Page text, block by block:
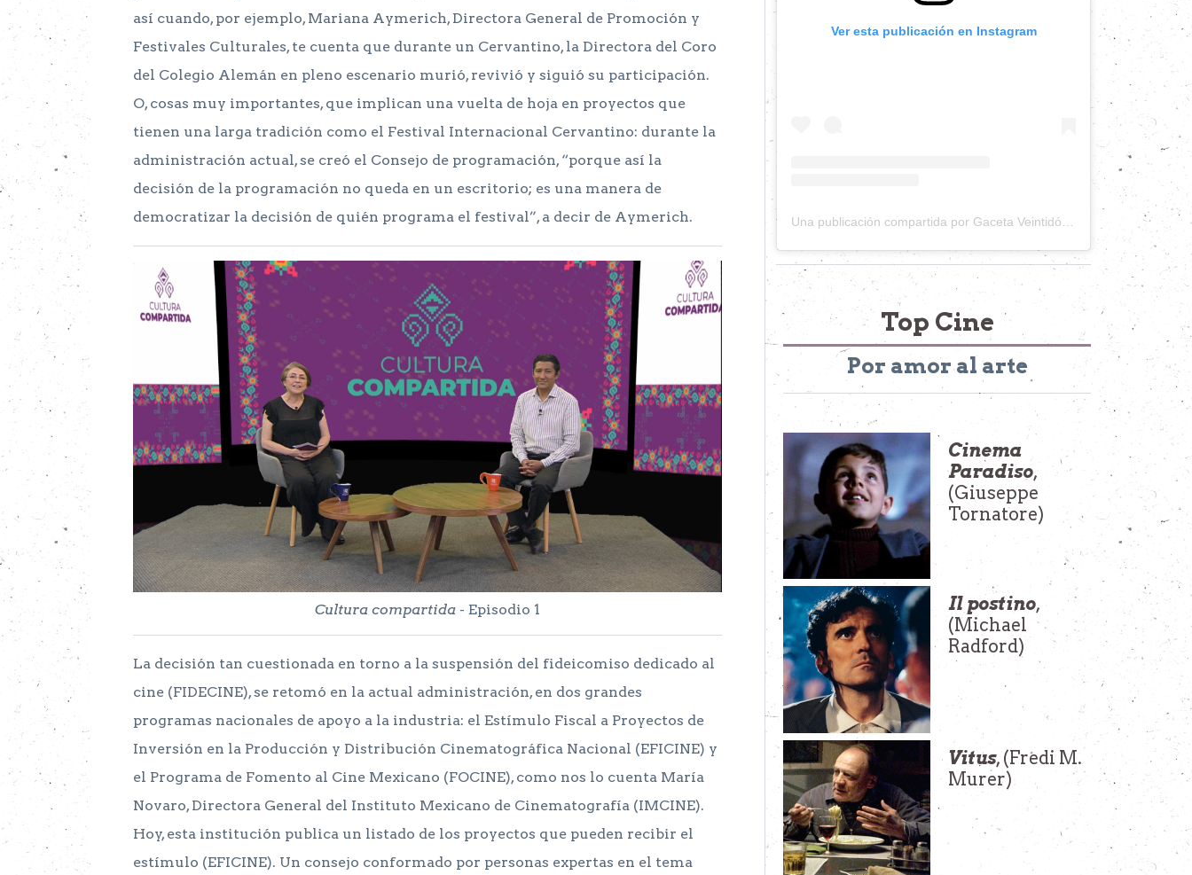
así cuando, por ejemplo, Mariana Aymerich, Directora General de Promoción y
Festivales Culturales, te cuenta que durante un Cervantino, la Directora del Coro
del Colegio Alemán en pleno escenario murió, revivió y siguió su participación.
O, cosas muy importantes, que implican una vuelta de hoja en proyectos que
tienen una larga tradición como el Festival Internacional Cervantino: durante la
administración actual, se creó el Consejo de programación, “porque así la
decisión de la programación no queda en un escritorio; es una manera de
democratizar la decisión de quién programa el festival”, a decir de Aymerich.
Cultura compartida - Episodio 1
La decisión tan cuestionada en torno a la suspensión del fideicomiso dedicado al
cine (FIDECINE), se retomó en la actual administración, en dos grandes
programas nacionales de apoyo a la industria: el Estímulo Fiscal a Proyectos de
Inversión en la Producción y Distribución Cinematográfica Nacional (EFICINE) y
el Programa de Fomento al Cine Mexicano (FOCINE), como nos lo cuenta María
Novaro, Directora General del Instituto Mexicano de Cinematografía (IMCINE).
Hoy, esta institución publica un listado de los proyectos que pueden recibir el
estímulo (EFICINE). Un consejo conformado por personas expertas en el tema
Ver esta publicación en Instagram
Top Cine
Por amor al arte
Cinema
Paradiso,
(Giuseppe
Tornatore)
Il postino,
(Michael
Radford)
Vitus, (Fredi M.
Murer)